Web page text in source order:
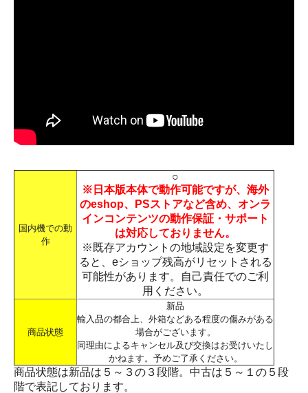
国内機での動
作
○
※日本版本体で動作可能ですが、海外
のeshop、PSストアなど含め、オンラ
インコンテンツの動作保証・サポート
は対応しておりません。
※既存アカウントの地域設定を変更す
ると、eショップ残高がリセットされる
可能性があります。自己責任でのご利
用ください。
商品状態
新品
輸入品の都合上、外箱などある程度の傷みがある
場合がございます。
同理由によるキャンセル及び交換はお受けいたし
かねます。予めご了承ください。
商品状態は新品は５～３の３段階。中古は５～１の５段
階で表記しております。